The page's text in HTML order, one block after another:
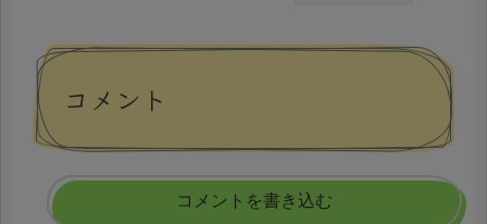
コメント
コメントを書き込む